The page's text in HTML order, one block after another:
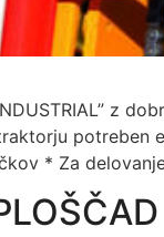
z
* Za